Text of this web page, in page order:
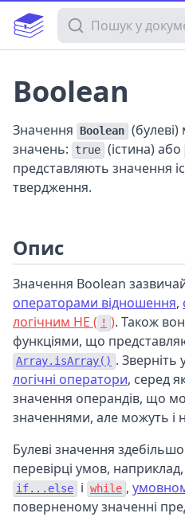
Пошук у документації
Boolean
Значення Boolean
значень:
true (істина) або
представляють значення
твердження.
Опис
Значення Boolean
операторами відношення,
логічним НЕ ( ! ). Також
функціями, що
Array.isArray() . Зверніть
логічні оператори, серед
значення операндів, що
значеннями, але можуть і
Булеві значення
перевірці умов,
if...else і while ,
поверненому значенні